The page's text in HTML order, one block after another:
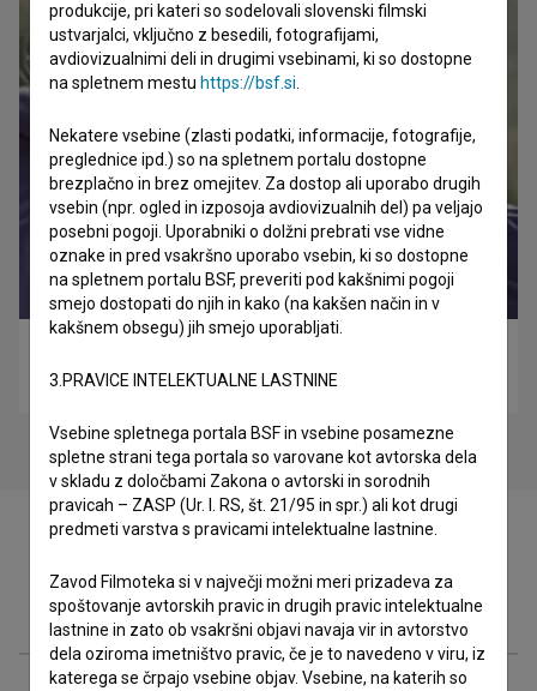
drama
Filmografija (1)
produkcije, pri kateri so sodelovali slovenski filmski
ustvarjalci, vključno z besedili, fotografijami,
avdiovizualnimi deli in drugimi vsebinami, ki so dostopne
na spletnem mestu https://bsf.si
Nekatere vsebine (zlasti podatki, informacije, fotografije,
preglednice ipd.) so na spletnem portalu dostopne
brezplačno in brez omejitev. Za dostop ali uporabo drugih
vsebin (npr. ogled in izposoja avdiovizualnih del) pa veljajo
posebni pogoji. Uporabniki o dolžni prebrati vse vidne
oznake in pred vsakršno uporabo vsebin, ki so dostopne
na spletnem portalu BSF, preveriti pod kakšnimi pogoji
smejo dostopati do njih in kako (na kakšen način in v
kakšnem obsegu) jih smejo uporabljati.
3.PRAVICE INTELEKTUALNE LASTNINE
Vsebine spletnega portala BSF in vsebine posamezne
spletne strani tega portala so varovane kot avtorska dela
v skladu z določbami Zakona o avtorski in sorodnih
pravicah – ZASP (Ur. l. RS, št. 21/95 in spr.) ali kot drugi
predmeti varstva s pravicami intelektualne lastnine.
Zavod Filmoteka si v največji možni meri prizadeva za
spoštovanje avtorskih pravic in drugih pravic intelektualne
lastnine in zato ob vsakršni objavi navaja vir in avtorstvo
dela oziroma imetništvo pravic, če je to navedeno v viru, iz
katerega se črpajo vsebine objav. Vsebine, na katerih so